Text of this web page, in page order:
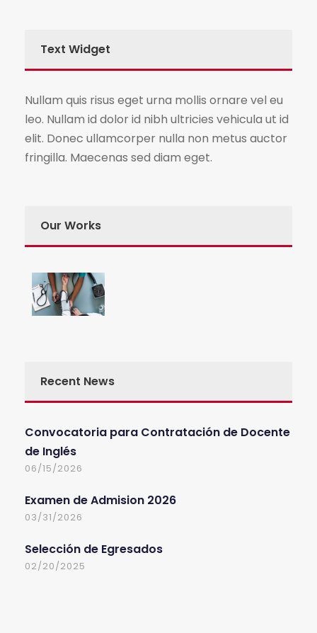
Text Widget
Nullam quis risus eget urna mollis ornare vel eu
leo. Nullam id dolor id nibh ultricies vehicula ut id
elit. Donec ullamcorper nulla non metus auctor
fringilla. Maecenas sed diam eget.
Our Works
Recent News
Convocatoria para Contratación de Docente
de Inglés
06/15/2026
Examen de Admision 2026
03/31/2026
Selección de Egresados
02/20/2025